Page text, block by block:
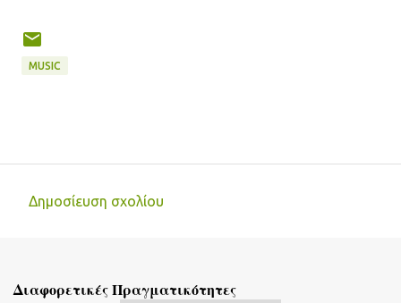
MUSIC
λ
Δημοσίευση σχολίου
Διαφορετικές Πραγματικότητες